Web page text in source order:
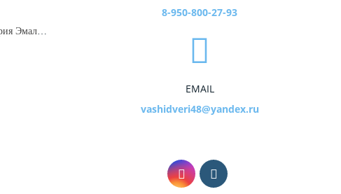
8-950-800-27-93
EMAIL
vashidveri48@yandex.ru
Дверь входная Геометрия Эмалит белый Зеркало